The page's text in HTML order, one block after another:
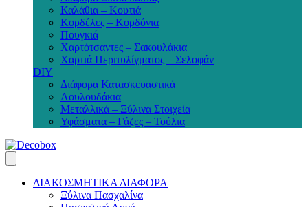
Καλάθια – Κουτιά
Κορδέλες – Κορδόνια
Πουγκιά
Χαρτότσαντες – Σακουλάκια
Χαρτιά Περιτυλίγματος – Σελοφάν
DIY
Διάφορα Κατασκευαστικά
Λουλουδάκια
Μεταλλικά – Ξύλινα Στοιχεία
Υφάσματα – Γάζες – Τούλια
ΔΙΑΚΟΣΜΗΤΙΚΑ ΔΙΑΦΟΡΑ
Ξύλινα Πασχαλίνα